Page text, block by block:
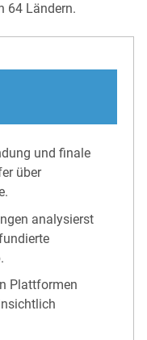
64 Ländern.
und finale
über
analysierst
Plattformen